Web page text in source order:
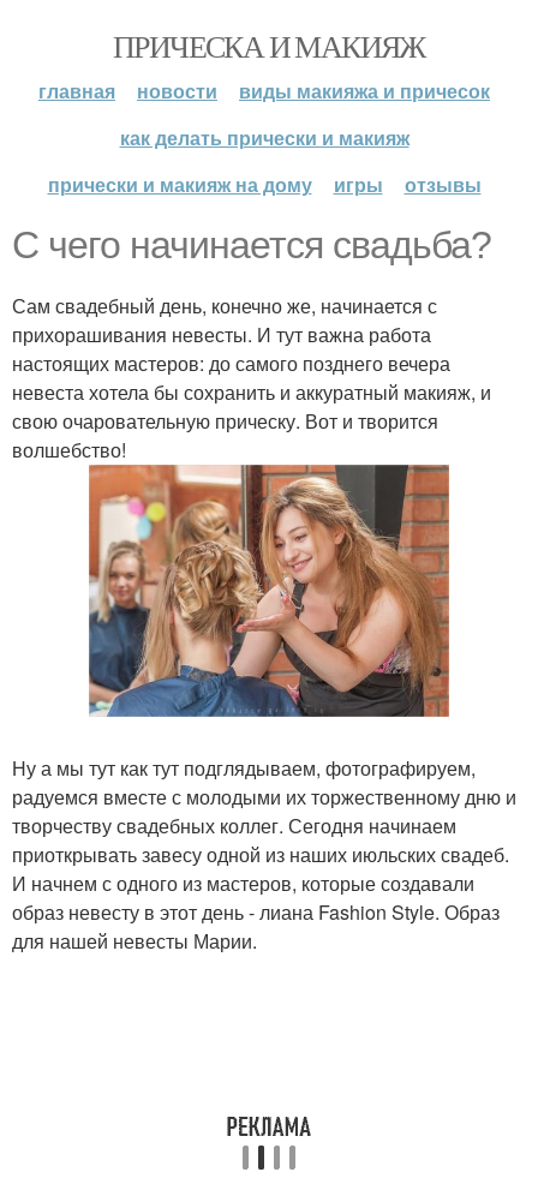
ПРИЧЕСКА И МАКИЯЖ
главная новости
виды макияжа и причесок
как делать прически и макияж
прически и макияж на дому
игры отзывы
С чего начинается свадьба?
Сам свадебный день, конечно же, начинается с
прихорашивания невесты. И тут важна работа
настоящих мастеров: до самого позднего вечера
невеста хотела бы сохранить и аккуратный макияж, и
свою очаровательную прическу. Вот и творится
волшебство!
Ну а мы тут как тут подглядываем, фотографируем,
радуемся вместе с молодыми их торжественному дню и
творчеству свадебных коллег. Сегодня начинаем
приоткрывать завесу одной из наших июльских свадеб.
И начнем с одного из мастеров, которые создавали
образ невесту в этот день - лиана Fashion Style. Образ
для нашей невесты Марии.